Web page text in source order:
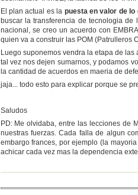
El plan actual es la puesta en valor de lo
buscar la transferencia de tecnologia
nacional, se creo un acuerdo con
quien va a construir las POM (Patrulleros
Luego suponemos vendra la etapa de
tal vez nos dejen sumarnos, y podamos
la cantidad de acuerdos en maeria de
jaja... todo esto para explicar porque se
Saludos
PD: Me olvidaba, entre las lecciones de
nuestras fuerzas. Cada falla de algun
embargo frances, por ejemplo (la
achicar cada vez mas la dependencia